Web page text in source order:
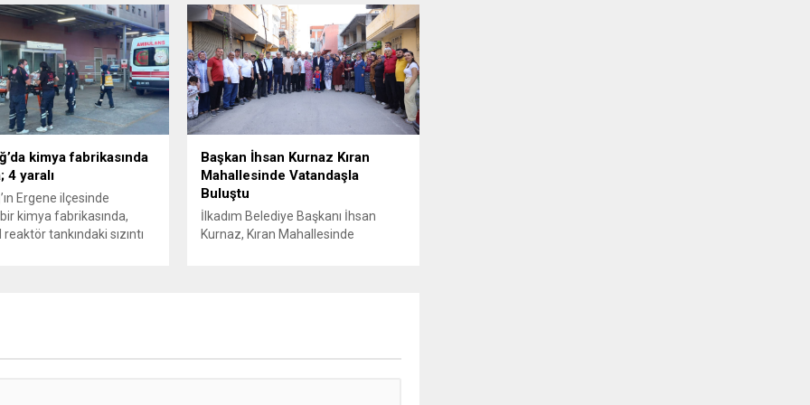
Günaydın, ilk
“Olmayan MYK’nın
bir karardır” dedi.
tedbirli olarak kesin
cezası uygulanmak üzere
Kurulu’na (YDK) sevk
partideki tüm
yönelik rücu (zararı rücu ettirme)
haklarını genişletirken, orijinal parça
kullanımındaki yaş sınırını kaldırıyor
ve değer kaybı ödemelerinde hak
sahibinin başvuru şartını otomatik
hale getiriyor. Hazine
Müsteşarlığına bağlı ilgili
kurumlarca...
kimya fabrikasında
4 yaralı
Ergene ilçesinde
kimya fabrikasında,
tankındaki sızıntı
sızıntı incelemesi
Başkan İhsan Kurnaz Kıran
Mahallesinde Vatandaşla
Buluştu
İlkadım Belediye Başkanı İhsan
Kurnaz, Kıran Mahallesinde
kapsamında Kıran Mahallesini